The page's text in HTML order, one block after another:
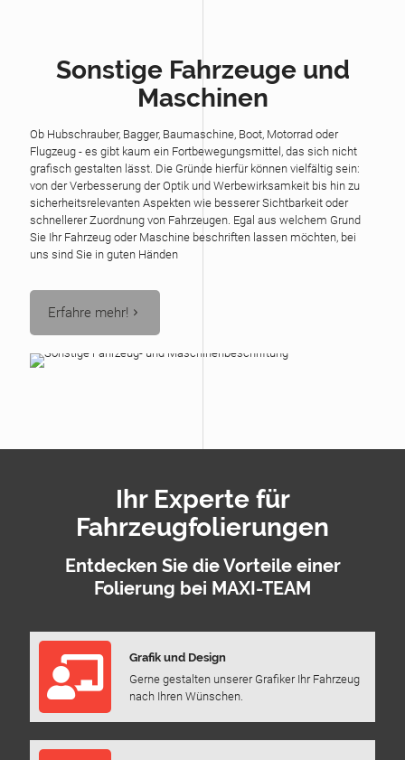
Sonstige Fahrzeuge und
Maschinen
Ob Hubschrauber, Bagger, Baumaschine, Boot, Motorrad oder
Flugzeug - es gibt kaum ein Fortbewegungsmittel, das sich nicht
grafisch gestalten lässt. Die Gründe hierfür können vielfältig sein:
von der Verbesserung der Optik und Werbewirksamkeit bis hin zu
sicherheitsrelevanten Aspekten wie besserer Sichtbarkeit oder
schnellerer Zuordnung von Fahrzeugen. Egal aus welchem Grund
Sie Ihr Fahrzeug oder Maschine beschriften lassen möchten, bei
uns sind Sie in guten Händen
Erfahre mehr!
Ihr Experte für
Fahrzeugfolierungen
Entdecken Sie die Vorteile einer
Folierung bei MAXI-TEAM
Grafik und Design
Gerne gestalten unserer Grafiker Ihr Fahrzeug
nach Ihren Wünschen.